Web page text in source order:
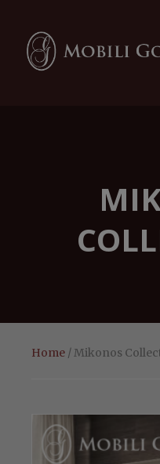
Home / Mikonos